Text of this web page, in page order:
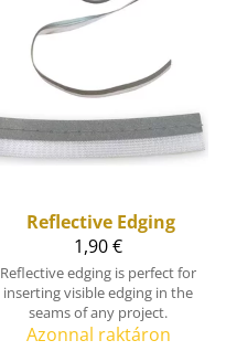
Reflective Edging
1,90 €
Reflective edging is perfect for
inserting visible edging in the
seams of any project.
Azonnal raktáron